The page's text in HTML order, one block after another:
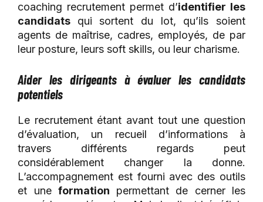
coaching recrutement permet d’identifier les
candidats qui sortent du lot, qu’ils soient
agents de maîtrise, cadres, employés, de par
leur posture, leurs soft skills, ou leur charisme.
Aider les dirigeants à évaluer les candidats
potentiels
Le recrutement étant avant tout une question
d’évaluation, un recueil d’informations à
travers différents regards peut
considérablement changer la donne.
L’accompagnement est fourni avec des outils
et une formation permettant de cerner les